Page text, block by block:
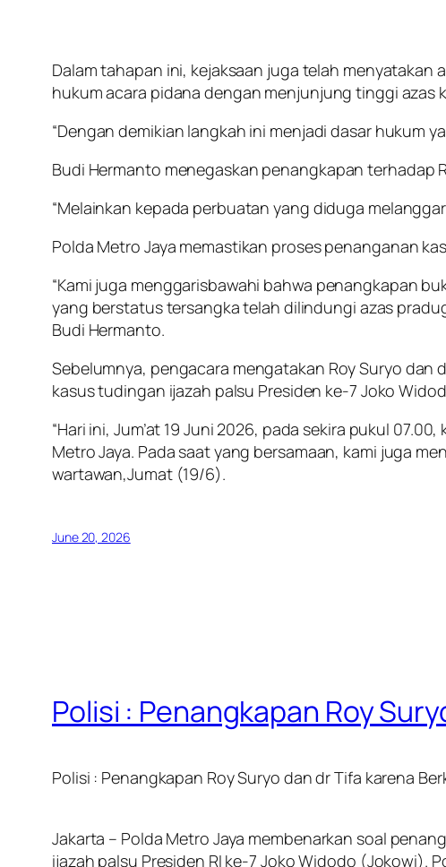
Dalam tahapan ini, kejaksaan juga telah
hukum acara pidana dengan menjunjung tinggi
“Dengan demikian langkah ini menjadi dasar hukum
Budi Hermanto menegaskan penangkapan terhadap
“Melainkan kepada perbuatan yang diduga
Polda Metro Jaya memastikan proses penanganan
“Kami juga menggarisbawahi bahwa penangkapan
yang berstatus tersangka telah dilindungi azas
Budi Hermanto.
Sebelumnya, pengacara mengatakan Roy Suryo
kasus tudingan ijazah palsu Presiden ke-7 Joko
“Hari ini, Jum’at 19 Juni 2026, pada sekira pukul
Metro Jaya. Pada saat yang bersamaan, kami juga
wartawan,Jumat (19/6).
June 20, 2026
Polisi : Penangkapan Roy
Polisi : Penangkapan Roy Suryo dan dr Tifa karena
Jakarta – Polda Metro Jaya membenarkan soal
ijazah palsu Presiden RI ke-7 Joko Widodo (Jokowi).